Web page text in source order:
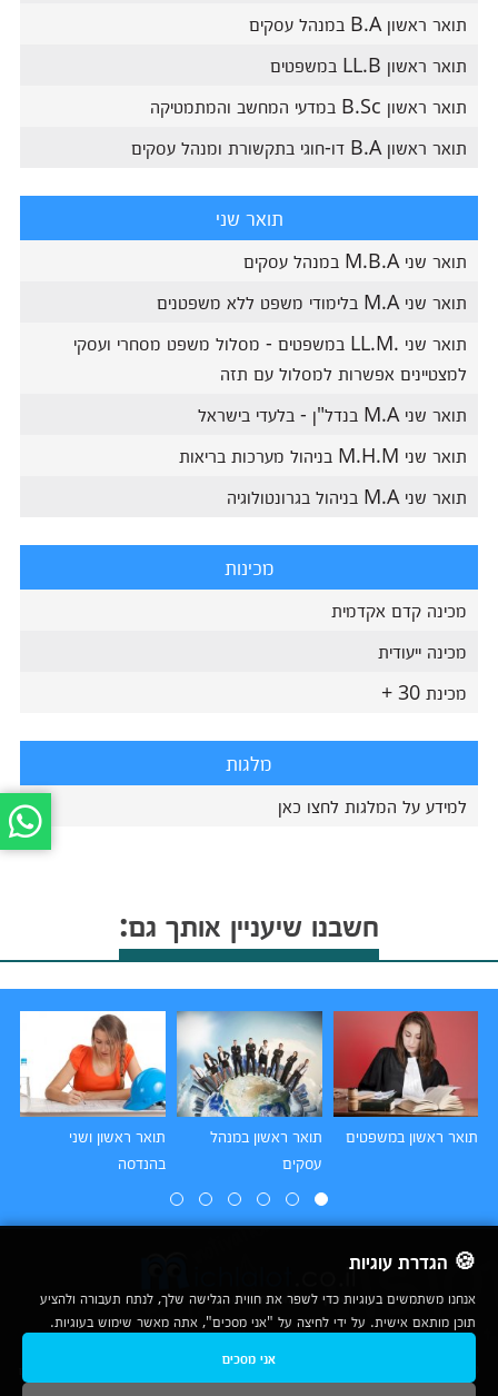
תואר ראשון B.A במנהל עסקים
תואר ראשון LL.B במשפטים
תואר ראשון B.Sc במדעי המחשב והמתמטיקה
תואר ראשון B.A דו-חוגי בתקשורת ומנהל עסקים
תואר שני
תואר שני M.B.A במנהל עסקים
תואר שני M.A בלימודי משפט ללא משפטנים
תואר שני .LL.M במשפטים - מסלול משפט מסחרי ועסקי
למצטיינים אפשרות למסלול עם תזה
תואר שני M.A בנדל"ן - בלעדי בישראל
תואר שני M.H.M בניהול מערכות בריאות
תואר שני M.A בניהול בגרונטולוגיה
מכינות
מכינה קדם אקדמית
מכינה ייעודית
מכינת 30 +
מלגות
למידע על המלגות לחצו כאן
חשבנו שיעניין אותך גם:
תואר ראשון במשפטים
תואר ראשון במנהל
עסקים
תואר ראשון ושני
בהנדסה
🍪 הגדרת עוגיות
אנחנו משתמשים בעוגיות כדי לשפר את חווית הגלישה שלך, לנתח תעבורה ולהציע
תוכן מותאם אישית. על ידי לחיצה על "אני מסכים", אתה מאשר שימוש בעוגיות.
אני מסכים